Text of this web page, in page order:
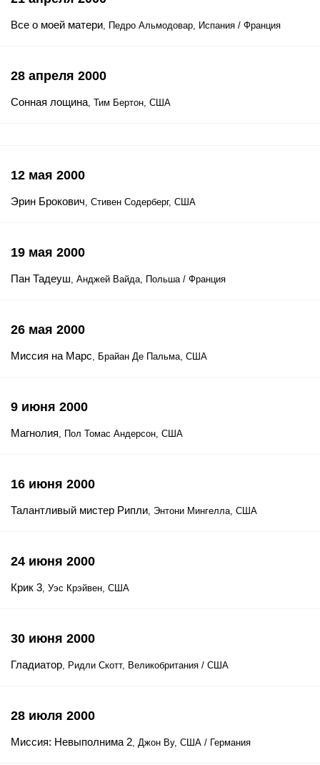
Все о моей матери, Педро Альмодовар, Испания / Франция
28 апреля 2000
Сонная лощина, Тим Бертон, США
12 мая 2000
Эрин Брокович, Стивен Содерберг, США
19 мая 2000
Пан Тадеуш, Анджей Вайда, Польша / Франция
26 мая 2000
Миссия на Марс, Брайан Де Пальма, США
9 июня 2000
Магнолия, Пол Томас Андерсон, США
16 июня 2000
Талантливый мистер Рипли, Энтони Мингелла, США
24 июня 2000
Крик 3, Уэс Крэйвен, США
30 июня 2000
Гладиатор, Ридли Скотт, Великобритания / США
28 июля 2000
Миссия: Невыполнима 2, Джон Ву, США / Германия